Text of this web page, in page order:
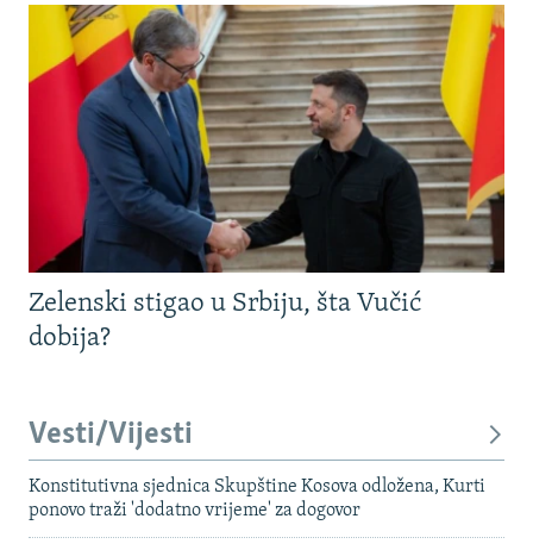
Zelenski stigao u Srbiju, šta Vučić
dobija?
Vesti/Vijesti
Konstitutivna sjednica Skupštine Kosova odložena, Kurti
ponovo traži 'dodatno vrijeme' za dogovor